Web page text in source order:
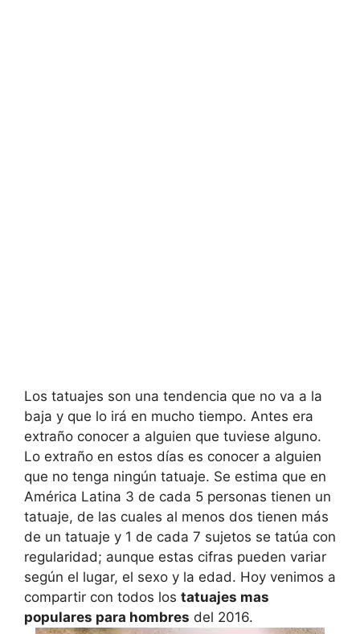
Los tatuajes son una tendencia que no va a la
baja y que lo irá en mucho tiempo. Antes era
extraño conocer a alguien que tuviese alguno.
Lo extraño en estos días es conocer a alguien
que no tenga ningún tatuaje. Se estima que en
América Latina 3 de cada 5 personas tienen un
tatuaje, de las cuales al menos dos tienen más
de un tatuaje y 1 de cada 7 sujetos se tatúa con
regularidad; aunque estas cifras pueden variar
según el lugar, el sexo y la edad. Hoy venimos a
compartir con todos los tatuajes mas
populares para hombres del 2016.